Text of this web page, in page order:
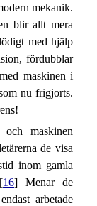
mekanik.
blir allt mera
med hjälp
fördubblar
maskinen i
nu frigjorts.
maskinen
de visa
inom gamla
16] Menar de
arbetade